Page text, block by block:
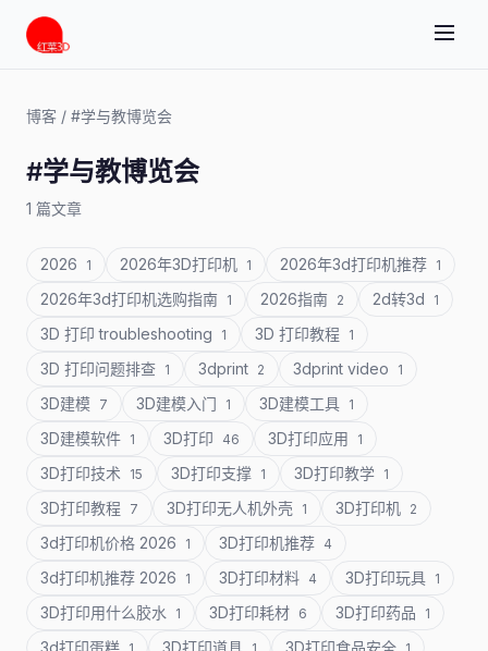
博客 / #学与教博览会
#学与教博览会
1 篇文章
2026 1 2026年3D打印机 1 2026年3d打印机推荐 1
2026年3d打印机选购指南 1 2026指南 2 2d转3d 1
3D 打印 troubleshooting 1 3D 打印教程 1
3D 打印问题排查 1 3dprint 2 3dprint video 1
3D建模 7 3D建模入门 1 3D建模工具 1
3D建模软件 1 3D打印 46 3D打印应用 1
3D打印技术 15 3D打印支撑 1 3D打印教学 1
3D打印教程 7 3D打印无人机外壳 1 3D打印机 2
3d打印机价格 2026 1 3D打印机推荐 4
3d打印机推荐 2026 1 3D打印材料 4 3D打印玩具 1
3D打印用什么胶水 1 3D打印耗材 6 3D打印药品 1
3d打印蛋糕 3D打印道具 3D打印食品安全